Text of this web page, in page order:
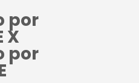
por
X
por